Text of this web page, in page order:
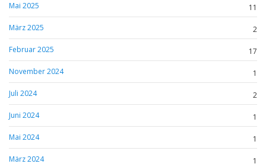
Mai 2025
11
März 2025
2
Februar 2025
17
November 2024
1
Juli 2024
2
Juni 2024
1
Mai 2024
1
März 2024
1